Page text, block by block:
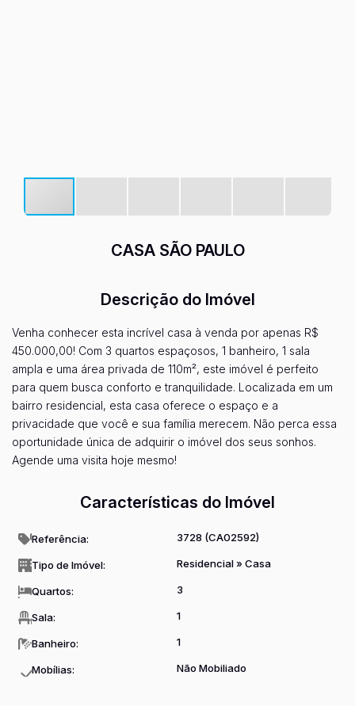
CASA SÃO PAULO
Descrição do Imóvel
Venha conhecer esta incrível casa à venda por apenas R$
450.000,00! Com 3 quartos espaçosos, 1 banheiro, 1 sala
ampla e uma área privada de 110m², este imóvel é perfeito
para quem busca conforto e tranquilidade. Localizada em um
bairro residencial, esta casa oferece o espaço e a
privacidade que você e sua família merecem. Não perca essa
oportunidade única de adquirir o imóvel dos seus sonhos.
Agende uma visita hoje mesmo!
Características do Imóvel
Referência: 3728 (CA02592)
Tipo de Imóvel: Residencial» Casa
Quartos: 3
Sala: 1
Banheiro: 1
Mobílias: Não Mobiliado